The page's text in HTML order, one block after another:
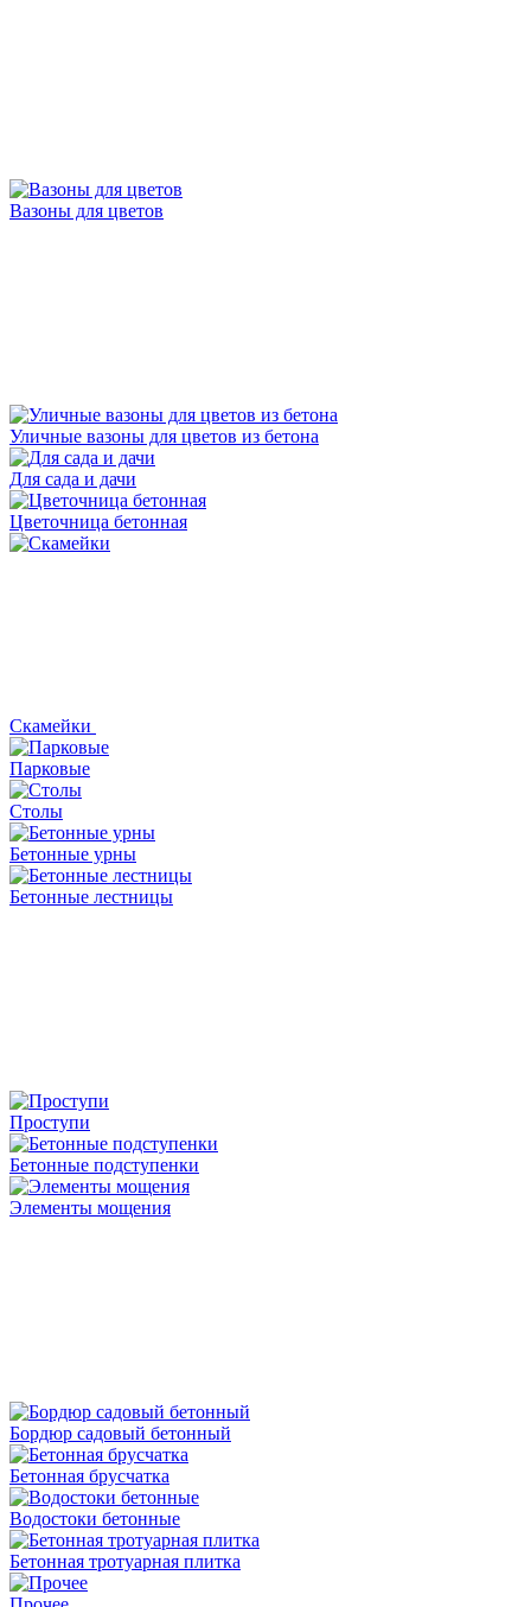
Вазоны для цветов
Уличные вазоны для цветов из бетона
Для сада и дачи
Цветочница бетонная
Скамейки
Парковые
Столы
Бетонные урны
Бетонные лестницы
Проступи
Бетонные подступенки
Элементы мощения
Бордюр садовый бетонный
Бетонная брусчатка
Водостоки бетонные
Бетонная тротуарная плитка